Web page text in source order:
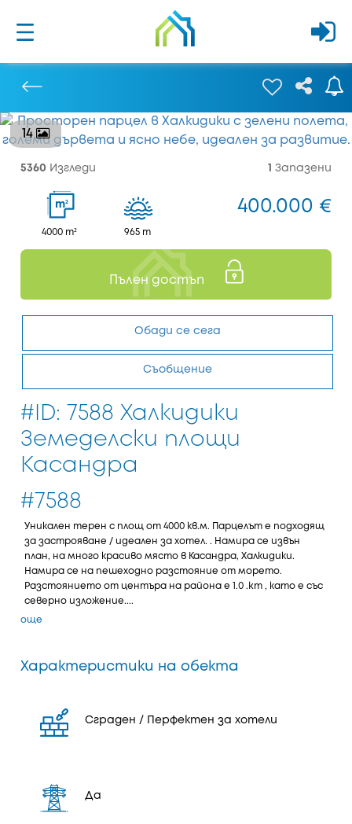
14
5360 Изгледи 1 Запазени
m2
4000 m² 965 m
400.000 €
Пълен достъп
Обади се сега
Съобщение
#ID: 7588 Халкидики
Земеделски площи
Касандра
#7588
Уникален терен с площ от 4000 кв.м. Парцелът е подходящ
за застрояване / идеален за хотел. . Намира се извън
план, на много красиво място в Касандра, Халкидики.
Намира се на пешеходно разстояние от морето.
Разстоянието от центъра на района е 1.0 .km , като е със
северно изложение....
още
Характеристики на обекта
Сграден / Перфектен за хотели
Да